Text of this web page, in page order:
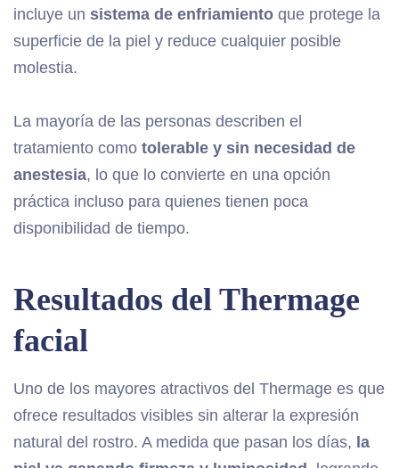
incluye un sistema de enfriamiento que protege la
superficie de la piel y reduce cualquier posible
molestia.
La mayoría de las personas describen el
tratamiento como tolerable y sin necesidad de
anestesia, lo que lo convierte en una opción
práctica incluso para quienes tienen poca
disponibilidad de tiempo.
Resultados del Thermage
facial
Uno de los mayores atractivos del Thermage es que
ofrece resultados visibles sin alterar la expresión
natural del rostro. A medida que pasan los días, la